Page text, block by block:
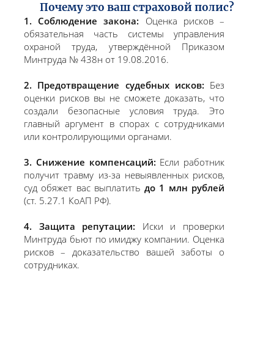
Почему это ваш страховой полис?
1. Соблюдение закона: Оценка рисков –
обязательная часть системы управления
охраной труда, утверждённой Приказом
Минтруда № 438н от 19.08.2016.
2. Предотвращение судебных исков: Без
оценки рисков вы не сможете доказать, что
создали безопасные условия труда. Это
главный аргумент в спорах с сотрудниками
или контролирующими органами.
3. Снижение компенсаций: Если работник
получит травму из-за невыявленных рисков,
суд обяжет вас выплатитьдо 1 млн рублей
(ст. 5.27.1 КоАП РФ).
4. Защита репутации: Иски и проверки
Минтруда бьют по имиджу компании. Оценка
рисков – доказательство вашей заботы о
сотрудниках.